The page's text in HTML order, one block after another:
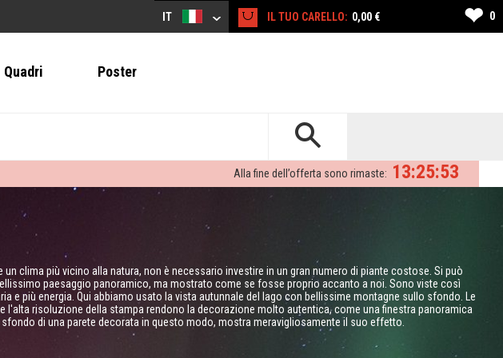
IT IL TUO CARELLO: 0,00 € ❤ 0
Quadri Poster
13:25:52
Alla fine dell’offerta sono rimaste:
clima più vicino alla natura, non è necessario investire in un gran numero di piante costose. Si può
paesaggio panoramico, ma mostrato come se fosse proprio accanto a noi. Sono viste così
e più energia. Qui abbiamo usato la vista autunnale del lago con bellissime montagne sullo sfondo. Le
l'alta risoluzione della stampa rendono la decorazione molto autentica, come una finestra panoramica
di una parete decorata in questo modo, mostra meravigliosamente il suo effetto.